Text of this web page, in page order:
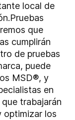
local de
Pruebas
que
cumplirán
de pruebas
puede
MSD®, y
en
trabajarán
optimizar los